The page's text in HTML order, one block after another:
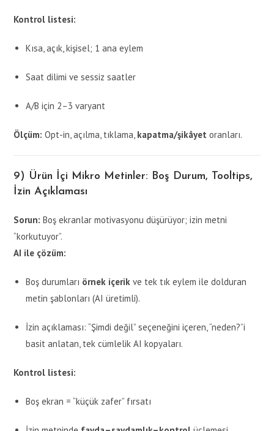
Kontrol listesi:
Kısa, açık, kişisel; 1 ana eylem
Saat dilimi ve sessiz saatler
A/B için 2–3 varyant
Ölçüm: Opt-in, açılma, tıklama, kapatma/şikâyet oranları.
9) Ürün İçi Mikro Metinler: Boş Durum, Tooltips,
İzin Açıklaması
Sorun: Boş ekranlar motivasyonu düşürüyor; izin metni
“korkutuyor”.
AI ile çözüm:
Boş durumları örnek içerik ve tek tık eylem ile dolduran
metin şablonları (AI üretimli).
İzin açıklaması: “Şimdi değil” seçeneğini içeren, “neden?”i
basit anlatan, tek cümlelik AI kopyaları.
Kontrol listesi:
Boş ekran = “küçük zafer” fırsatı